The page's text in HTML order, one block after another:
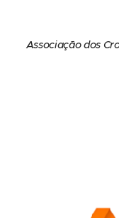
Associação dos